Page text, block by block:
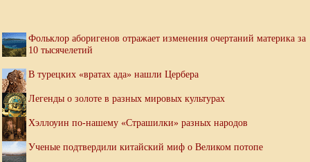
Фольклор аборигенов отражает изменения очертаний материка за
10 тысячелетий
В турецких «вратах ада» нашли Цербера
Легенды о золоте в разных мировых культурах
Хэллоуин по-нашему «Страшилки» разных народов
Ученые подтвердили китайский миф о Великом потопе